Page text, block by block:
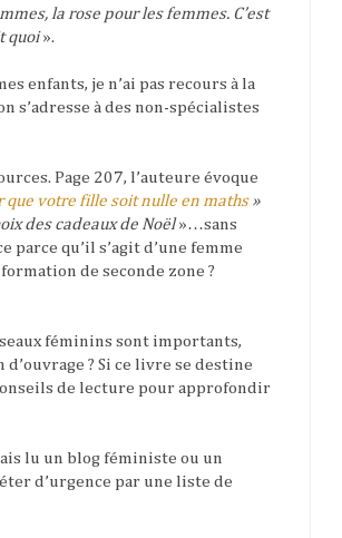
la rose pour les femmes. C’est
quoi».
enfants, je n’ai pas recours à la
s’adresse à des non-spécialistes
Page 207, l’auteure évoque
que votre fille soit nulle en maths»
des cadeaux de Noël»…sans
qu’il s’agit d’une femme
de seconde zone ?
féminins sont importants,
? Si ce livre se destine
de lecture pour approfondir
lu un blog féministe ou un
d’urgence par une liste de